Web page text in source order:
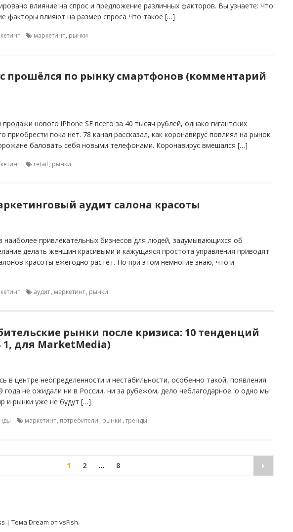
влияние на спрос и предложение различных факторов. Вы узнаете: Что
факторы влияют на размер спроса Что такое […]
маркетинг, рынки
прошёлся по рынку смартфонов (комментарий
нового iPhone SE всего за 40 тысяч рублей, однако гигантских
приобрести пока нет. 78 канал рассказал, как коронавирус повлиял на рынок
баловать себя новыми телефонами. Коронавирус вмешался […]
retail , рынки
аудит салона красоты
наиболее привлекательных бизнесов для людей, задумывающихся об
делать женщин красивыми и кажущаяся простота управления приводят
красоты ежегодно растет. Но при этом немногие знаю, что и
аудит, маркетинг, рынки
рынки после кризиса: 10 тенденций
1, для MarketMedia)
в центре неопределенности и нестабильности, особенно такой, появления
года не ожидали ни в России, ни за рубежом, дело неблагодарное. о одно мы
и рынки уже не будут […]
маркетинг, потребители , рынки , тренды
1 2 … 8
| Тема Dream отvsFish.